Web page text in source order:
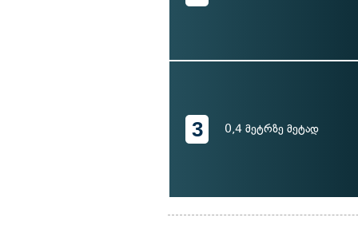
3 0,4 მეტრზე მეტად